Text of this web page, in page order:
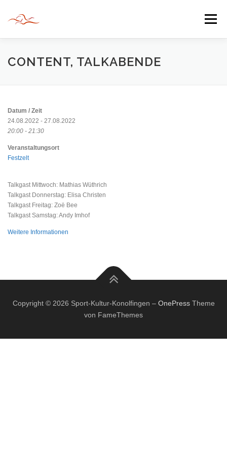
springen
Menü
HERZLICH WILLKOMMEN
INFORMATIONEN
CONTENT, TALKABENDE
Datum / Zeit
24.08.2022 - 27.08.2022
20:00 - 21:30
Veranstaltungsort
Festzelt
Talkgast Mittwoch: Mathias Wüthrich
Talkgast Donnerstag: Elisa Christen
Talkgast Freitag: Zoë Bee
Talkgast Samstag: Andy Imhof
Weitere Informationen
Copyright © 2026 Sport-Kultur-Konolfingen – OnePressTheme
von FameThemes